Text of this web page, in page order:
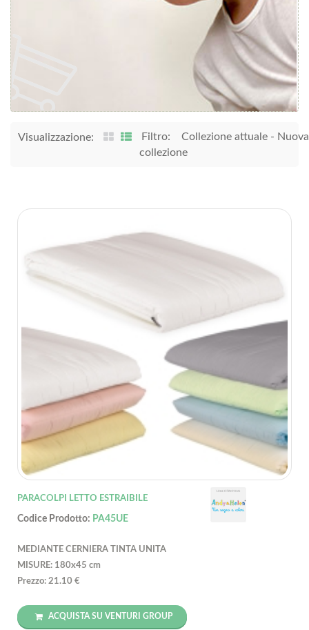
Visualizzazione: Filtro: Collezione attuale- Nuova
collezione
PARACOLPI LETTO ESTRAIBILE
Codice Prodotto: PA45UE
MEDIANTE CERNIERA TINTA UNITA
MISURE: 180x45 cm
Prezzo: 21.10 €
ACQUISTA SU VENTURI GROUP